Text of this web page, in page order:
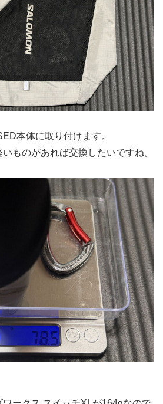
本体に取り付けます。
ものがあれば交換したいですね。